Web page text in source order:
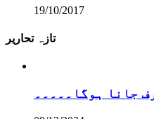
19/10/2017
تازہ تحاریر
جانا ہوگا۔۔۔۔۔